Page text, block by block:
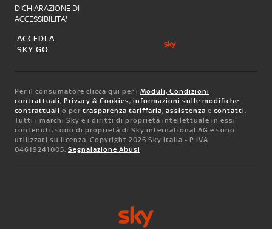
DICHIARAZIONE DI
ACCESSIBILITA'
ACCEDI A
SKY GO
Per il consumatore clicca qui per i Moduli, Condizioni
contrattuali, Privacy & Cookies, informazioni sulle modifiche
contrattuali o per trasparenza tariffaria, assistenza e contatti.
Tutti i marchi Sky e i diritti di proprietà intellettuale in essi
contenuti, sono di proprietà di Sky international AG e sono
utilizzati su licenza. Copyright 2025 Sky Italia - P.IVA
04619241005. Segnalazione Abusi